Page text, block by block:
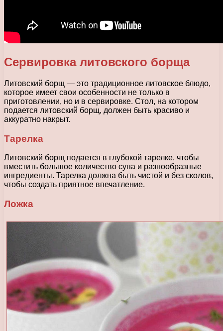
Сервировка литовского борща
Литовский борщ — это традиционное литовское блюдо,
которое имеет свои особенности не только в
приготовлении, но и в сервировке. Стол, на котором
подается литовский борщ, должен быть красиво и
аккуратно накрыт.
Тарелка
Литовский борщ подается в глубокой тарелке, чтобы
вместить большое количество супа и разнообразные
ингредиенты. Тарелка должна быть чистой и без сколов,
чтобы создать приятное впечатление.
Ложка